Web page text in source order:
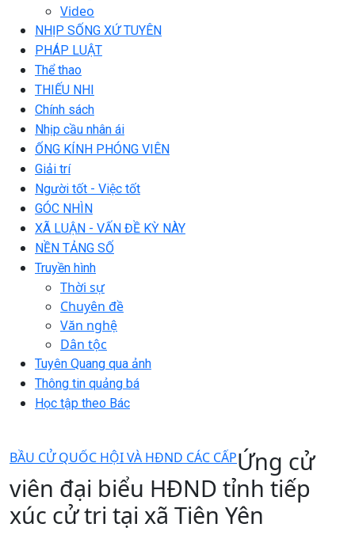
Video
NHỊP SỐNG XỨ TUYÊN
PHÁP LUẬT
Thể thao
THIẾU NHI
Chính sách
Nhịp cầu nhân ái
ỐNG KÍNH PHÓNG VIÊN
Giải trí
Người tốt - Việc tốt
GÓC NHÌN
XÃ LUẬN - VẤN ĐỀ KỲ NÀY
NỀN TẢNG SỐ
Truyền hình
Thời sự
Chuyên đề
Văn nghệ
Dân tộc
Tuyên Quang qua ảnh
Thông tin quảng bá
Học tập theo Bác
BẦU CỬ QUỐC HỘI VÀ HĐND CÁC CẤPỨng cử
viên đại biểu HĐND tỉnh tiếp
xúc cử tri tại xã Tiên Yên